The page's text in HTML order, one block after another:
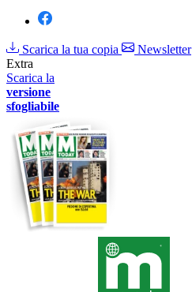
Scarica la tua copia
Newsletter
Extra
Scarica la
versione
sfogliabile